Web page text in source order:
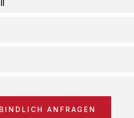
ANFRAGEN